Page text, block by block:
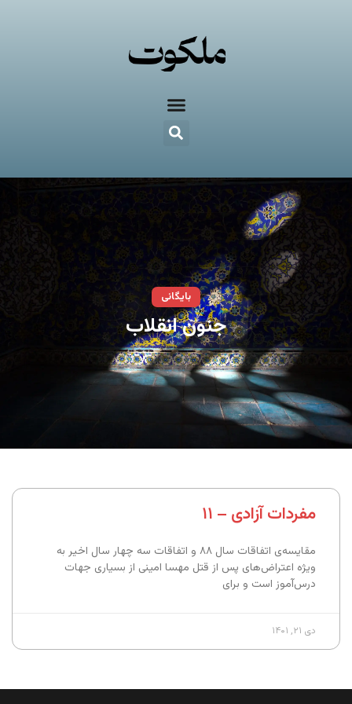
بایگانی
جنون انقلاب
مفردات آزادی – ۱۱
مقایسه‌ی اتفاقات سال ۸۸ و اتفاقات سه چهار سال اخیر به
ویژه اعتراض‌های پس از قتل مهسا امینی از بسیاری جهات
درس‌آموز است و برای
دی ۲۱, ۱۴۰۱